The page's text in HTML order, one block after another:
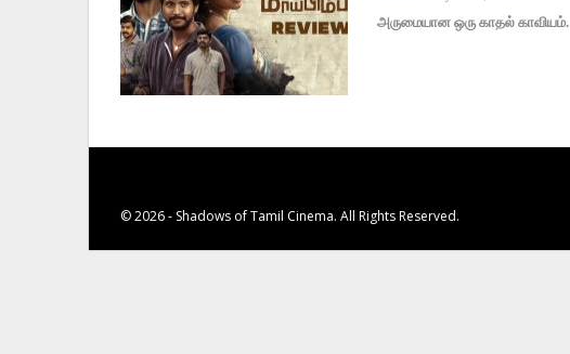
அருமையான ஒரு காதல் காவியம்.
© 2026 - Shadows of Tamil Cinema. All Rights Reserved.